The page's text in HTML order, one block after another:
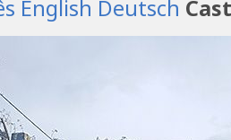
English Deutsch